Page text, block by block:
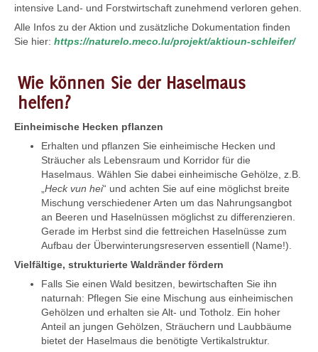
intensive Land- und Forstwirtschaft zunehmend verloren gehen.
Alle Infos zu der Aktion und zusätzliche Dokumentation finden
Sie hier: https://naturelo.meco.lu/projekt/aktioun-schleifer/
Wie können Sie der Haselmaus
helfen?
Einheimische Hecken pflanzen
Erhalten und pflanzen Sie einheimische Hecken und
Sträucher als Lebensraum und Korridor für die
Haselmaus. Wählen Sie dabei einheimische Gehölze, z.B.
Heck vun hei“ und achten Sie auf eine möglichst breite
Mischung verschiedener Arten um das Nahrungsangbot
an Beeren und Haselnüssen möglichst zu differenzieren.
Gerade im Herbst sind die fettreichen Haselnüsse zum
Aufbau der Überwinterungsreserven essentiell (Name!).
Vielfältige, strukturierte Waldränder fördern
Falls Sie einen Wald besitzen, bewirtschaften Sie ihn
naturnah: Pflegen Sie eine Mischung aus einheimischen
Gehölzen und erhalten sie Alt- und Totholz. Ein hoher
Anteil an jungen Gehölzen, Sträuchern und Laubbäume
bietet der Haselmaus die benötigte Vertikalstruktur.